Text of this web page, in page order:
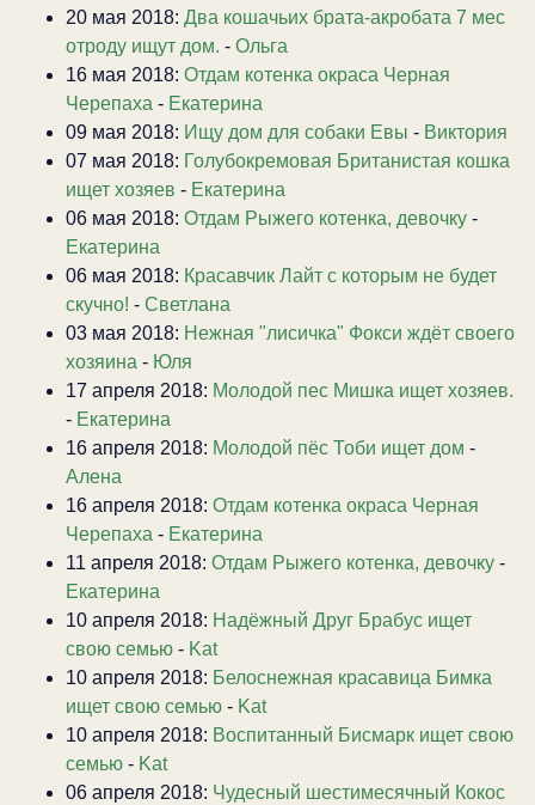
20 мая 2018: Два кошачьих брата-акробата 7 мес
отроду ищут дом. - Ольга
16 мая 2018: Отдам котенка окраса Черная
Черепаха - Екатерина
09 мая 2018: Ищу дом для собаки Евы - Виктория
07 мая 2018: Голубокремовая Британистая кошка
ищет хозяев - Екатерина
06 мая 2018: Отдам Рыжего котенка, девочку -
Екатерина
06 мая 2018: Красавчик Лайт с которым не будет
скучно! - Светлана
03 мая 2018: Нежная "лисичка" Фокси ждёт своего
хозяина - Юля
17 апреля 2018: Молодой пес Мишка ищет хозяев.
- Екатерина
16 апреля 2018: Молодой пёс Тоби ищет дом -
Алена
16 апреля 2018: Отдам котенка окраса Черная
Черепаха - Екатерина
11 апреля 2018: Отдам Рыжего котенка, девочку -
Екатерина
10 апреля 2018: Надёжный Друг Брабус ищет
свою семью - Kat
10 апреля 2018: Белоснежная красавица Бимка
ищет свою семью - Kat
10 апреля 2018: Воспитанный Бисмарк ищет свою
семью - Kat
06 апреля 2018: Чудесный шестимесячный Кокос